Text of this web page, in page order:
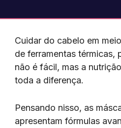
Cuidar do cabelo em
de ferramentas térmicas,
não é fácil, mas a
toda a diferença.
Pensando nisso, as
apresentam fórmulas